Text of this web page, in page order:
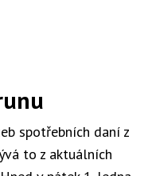
spotřebních daní z
to z aktuálních